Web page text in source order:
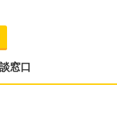
窓口
査定実績